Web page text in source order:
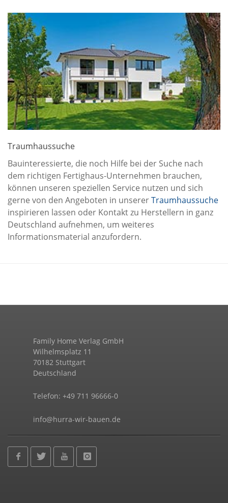
Traumhaussuche
Bauinteressierte, die noch Hilfe bei der Suche nach
dem richtigen Fertighaus-Unternehmen brauchen,
können unseren speziellen Service nutzen und sich
gerne von den Angeboten in unsererTraumhaussuche
inspirieren lassen oder Kontakt zu Herstellern in ganz
Deutschland aufnehmen, um weiteres
Informationsmaterial anzufordern.
Family Home Verlag GmbH
Wilhelmsplatz 11
70182 Stuttgart
Deutschland
Telefon: +49 711 96666-0
info@hurra-wir-bauen.de